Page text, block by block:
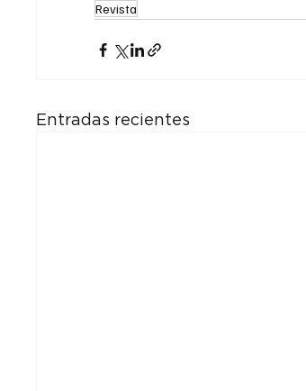
Revista
Entradas recientes